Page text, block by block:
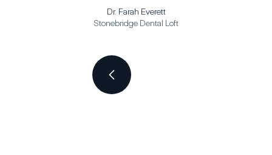
Dr. Farah Everett
Stonebridge Dental Loft